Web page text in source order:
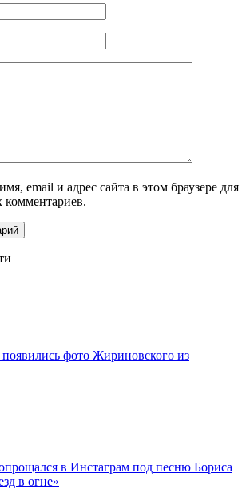
email и адрес сайта в этом браузере для
фото Жириновского из
в Инстаграм под песню Бориса
в огне»